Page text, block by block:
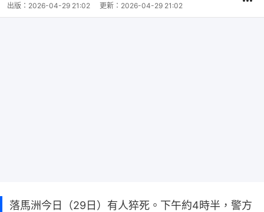
出版： 2026-04-29 21:02 更新： 2026-04-29 21:02
落馬洲今日（29日）有人猝死。下午約4時半，警方